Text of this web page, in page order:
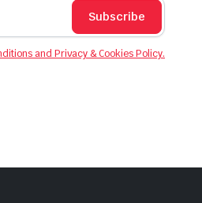
Subscribe
and Privacy & Cookies Policy.